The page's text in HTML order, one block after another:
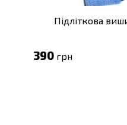
Підліткова
390 грн